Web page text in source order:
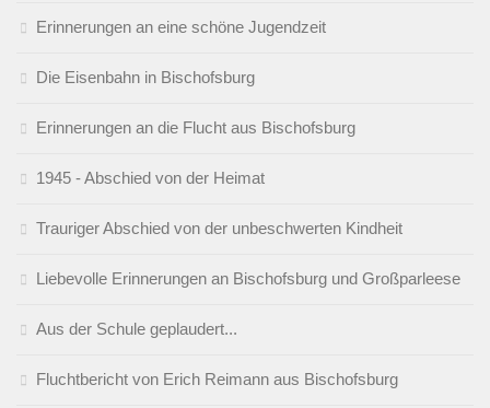
Erinnerungen an eine schöne Jugendzeit
Die Eisenbahn in Bischofsburg
Erinnerungen an die Flucht aus Bischofsburg
1945 - Abschied von der Heimat
Trauriger Abschied von der unbeschwerten Kindheit
Liebevolle Erinnerungen an Bischofsburg und Großparleese
Aus der Schule geplaudert...
Fluchtbericht von Erich Reimann aus Bischofsburg